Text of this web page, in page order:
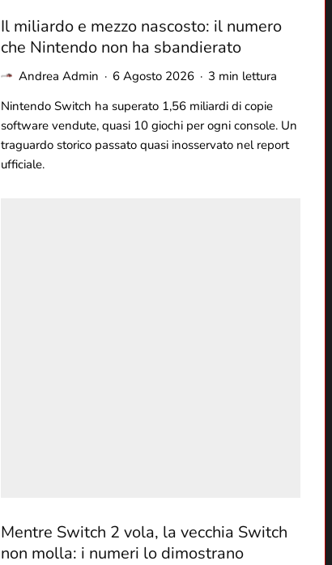
Il miliardo e mezzo nascosto: il numero
che Nintendo non ha sbandierato
Andrea Admin · 6 Agosto 2026 · 3 min lettura
Nintendo Switch ha superato 1,56 miliardi di copie
software vendute, quasi 10 giochi per ogni console. Un
traguardo storico passato quasi inosservato nel report
ufficiale.
Mentre Switch 2 vola, la vecchia Switch
non molla: i numeri lo dimostrano